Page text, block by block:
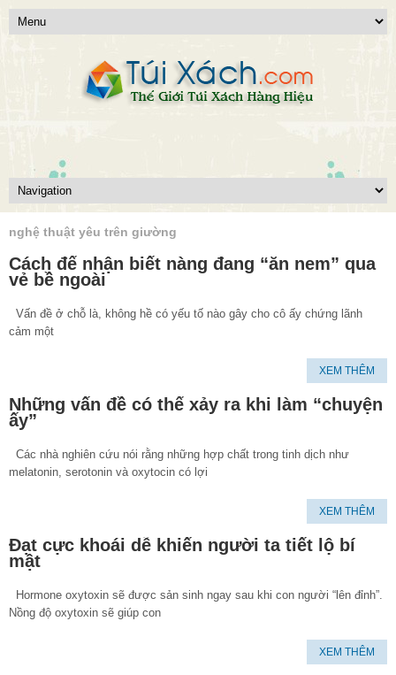
nghệ thuật yêu trên giường
Cách để nhận biết nàng đang “ăn nem” qua
vẻ bề ngoài
Vấn đề ở chỗ là, không hề có yếu tố nào gây cho cô ấy chứng lãnh
cảm một
XEM THÊM
Những vấn đề có thể xảy ra khi làm “chuyện
ấy”
Các nhà nghiên cứu nói rằng những hợp chất trong tinh dịch như
melatonin, serotonin và oxytocin có lợi
XEM THÊM
Đạt cực khoái dễ khiến người ta tiết lộ bí
mật
Hormone oxytoxin sẽ được sản sinh ngay sau khi con người “lên đỉnh”.
Nồng độ oxytoxin sẽ giúp con
XEM THÊM